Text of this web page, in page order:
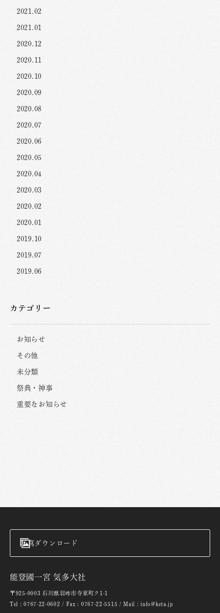
2021.02
2021.01
2020.12
2020.11
2020.10
2020.09
2020.08
2020.07
2020.06
2020.05
2020.04
2020.03
2020.02
2020.01
2019.10
2019.07
2019.06
カテゴリー
お知らせ
その他
未分類
祭典・神事
重要なお知らせ
写真ダウンロード
能登國一宮 気多大社
〒925-0003 石川県羽咋市寺家町ク1-1
Tel : 0767-22-0602 / Fax : 0767-22-5515 / Mail : info@keta.jp